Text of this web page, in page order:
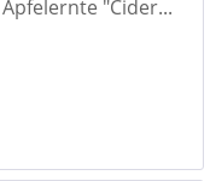
"Cider...